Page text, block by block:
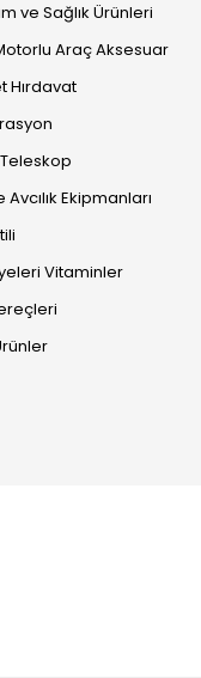
ve Sağlık Ürünleri
Araç Aksesuar
Hırdavat
Ekipmanları
Vitaminler